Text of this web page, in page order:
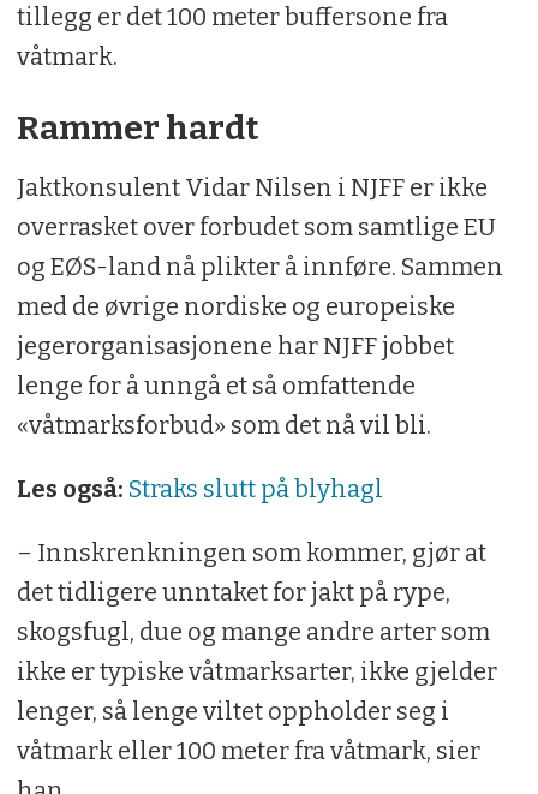
tillegg er det 100 meter buffersone fra
våtmark.
Rammer hardt
Jaktkonsulent Vidar Nilsen i NJFF er ikke
overrasket over forbudet som samtlige EU
og EØS-land nå plikter å innføre. Sammen
med de øvrige nordiske og europeiske
jegerorganisasjonene har NJFF jobbet
lenge for å unngå et så omfattende
«våtmarksforbud» som det nå vil bli.
Les også: Straks slutt på blyhagl
– Innskrenkningen som kommer, gjør at
det tidligere unntaket for jakt på rype,
skogsfugl, due og mange andre arter som
ikke er typiske våtmarksarter, ikke gjelder
lenger, så lenge viltet oppholder seg i
våtmark eller 100 meter fra våtmark, sier